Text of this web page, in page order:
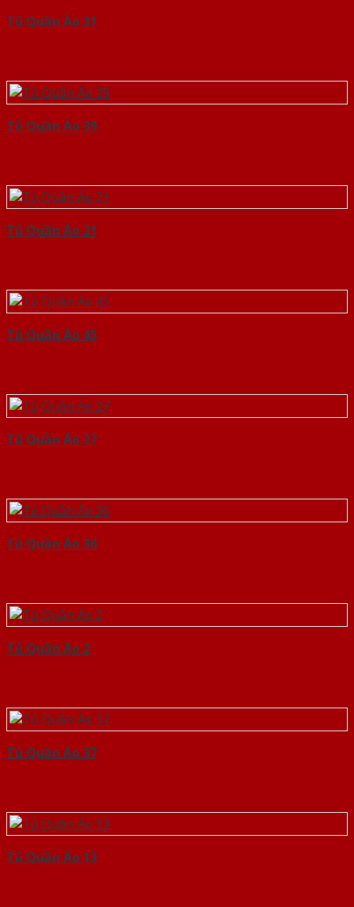
Tủ Quần Áo 31
Tủ Quần Áo 39
Tủ Quần Áo 21
Tủ Quần Áo 45
Tủ Quần Áo 27
Tủ Quần Áo 36
Tủ Quần Áo 2
Tủ Quần Áo 37
Tủ Quần Áo 13